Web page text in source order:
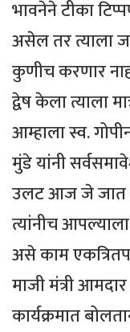
भावनेने टीका
असेल तर त्याला
कुणीच करणार
द्वेष केला त्याला
आम्हाला स्व.
मुंडे यांनी
उलट आज जे जात
त्यांनीच
असे काम
माजी मंत्री
कार्यक्रमात